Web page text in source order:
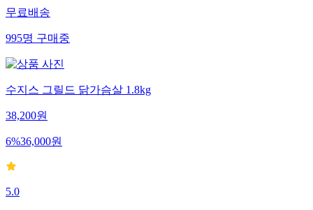
무료배송
995명구매중
수지스 그릴드 닭가슴살 1.8kg
38,200원
6%36,000원
5.0